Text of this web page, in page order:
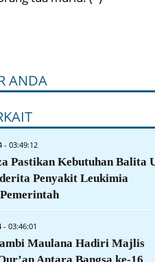
ANDA
- 03:49:12
Pastikan Kebutuhan Balita
Penyakit Leukimia
- 03:46:01
Maulana Hadiri Majlis